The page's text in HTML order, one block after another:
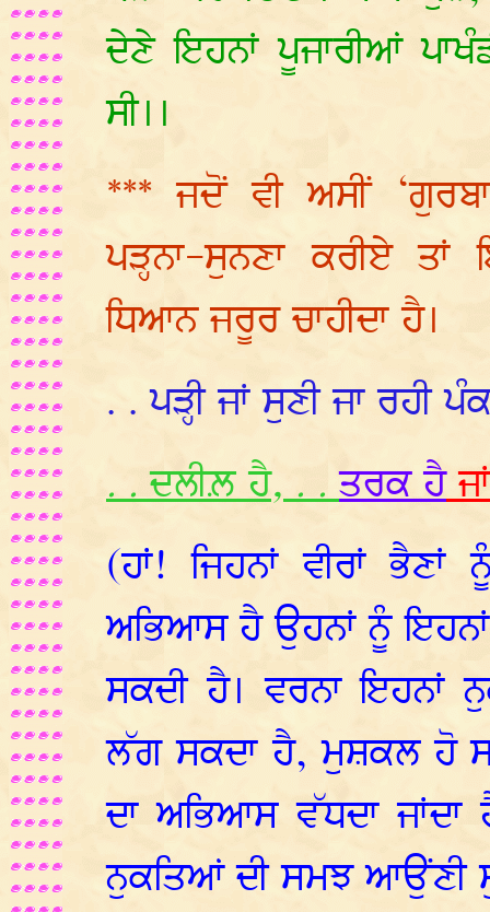
ਦੇਣੇ ਇਹਨਾਂ ਪੂਜਾਰੀਆਂ
ਸੀ।।
*** ਜਦੋਂ ਵੀ ਅਸੀਂ
ਪੜ੍ਹਨਾ-ਸੁਨਣਾ ਕਰੀਏ
ਧਿਆਨ ਜਰੂਰ ਚਾਹੀਦਾ ਹੈ।
. . ਪੜ੍ਹੀ ਜਾਂ ਸੁਣੀ ਜਾ ਰਹੀ
. .ਦਲੀਲ਼ ਹੈ, . .ਤਰਕ ਹੈ ਜਾਂ
(ਹਾਂ! ਜਿਹਨਾਂ ਵੀਰਾਂ ਭੈਣਾਂ
ਅਭਿਆਸ ਹੈ ਉਹਨਾਂ ਨੂੰ
ਸਕਦੀ ਹੈ। ਵਰਨਾ ਇਹਨਾਂ
ਲੱਗ ਸਕਦਾ ਹੈ, ਮੁਸ਼ਕਲ ਹੋ
ਦਾ ਅਭਿਆਸ ਵੱਧਦਾ ਜਾਂਦਾ
ਨੁਕਤਿਆਂ ਦੀ ਸਮਝ ਆਉਂਣੀ